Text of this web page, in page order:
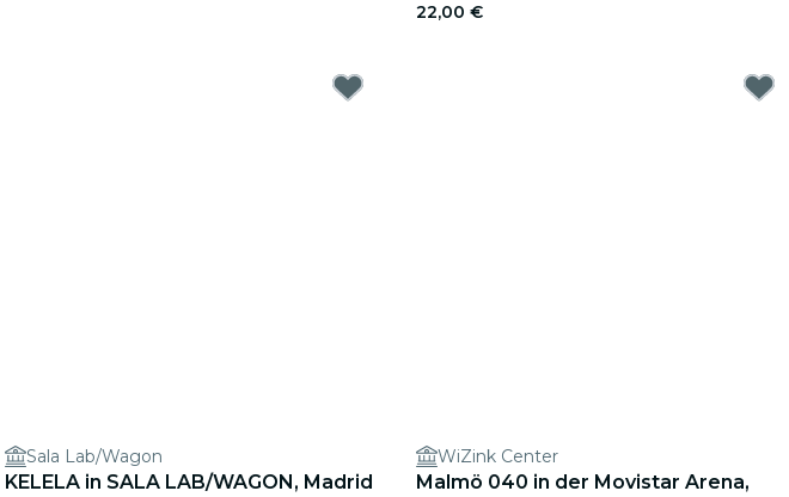
22,00 €
Sala Lab/Wagon
KELELA in SALA LAB/WAGON, Madrid
WiZink Center
Malmö 040 in der Movistar Arena,